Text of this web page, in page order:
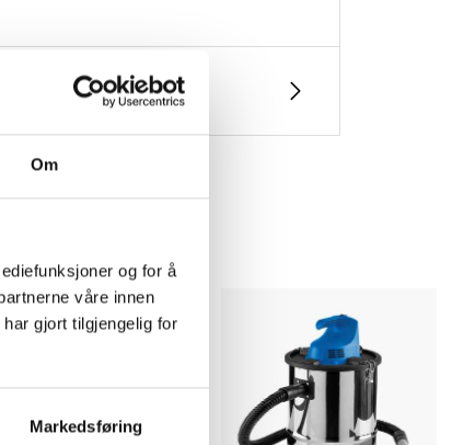
Om
og for å
våre innen
gjort tilgjengelig for
Markedsføring